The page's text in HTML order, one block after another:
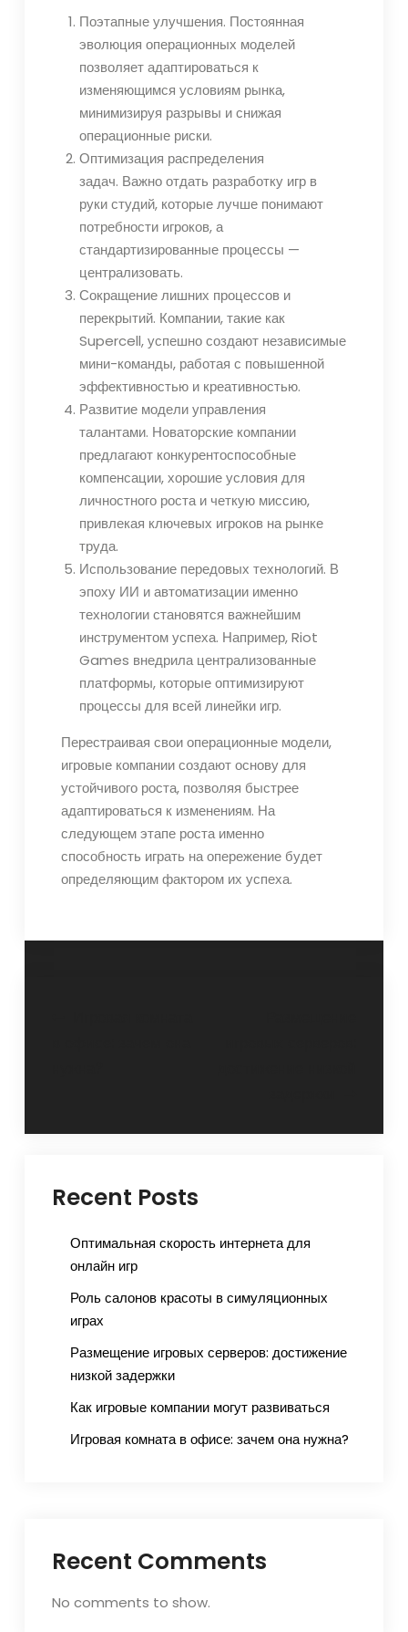
Поэтапные улучшения. Постоянная
эволюция операционных моделей
позволяет адаптироваться к
изменяющимся условиям рынка,
минимизируя разрывы и снижая
операционные риски.
Оптимизация распределения
задач. Важно отдать разработку игр в
руки студий, которые лучше понимают
потребности игроков, а
стандартизированные процессы —
централизовать.
Сокращение лишних процессов и
перекрытий. Компании, такие как
Supercell, успешно создают независимые
мини-команды, работая с повышенной
эффективностью и креативностью.
Развитие модели управления
талантами. Новаторские компании
предлагают конкурентоспособные
компенсации, хорошие условия для
личностного роста и четкую миссию,
привлекая ключевых игроков на рынке
труда.
Использование передовых технологий. В
эпоху ИИ и автоматизации именно
технологии становятся важнейшим
инструментом успеха. Например, Riot
Games внедрила централизованные
платформы, которые оптимизируют
процессы для всей линейки игр.
Перестраивая свои операционные модели,
игровые компании создают основу для
устойчивого роста, позволяя быстрее
адаптироваться к изменениям. На
следующем этапе роста именно
способность играть на опережение будет
определяющим фактором их успеха.
Recent Posts
Оптимальная скорость интернета для
онлайн игр
Роль салонов красоты в симуляционных
играх
Размещение игровых серверов: достижение
низкой задержки
Как игровые компании могут развиваться
Игровая комната в офисе: зачем она нужна?
Recent Comments
No comments to show.